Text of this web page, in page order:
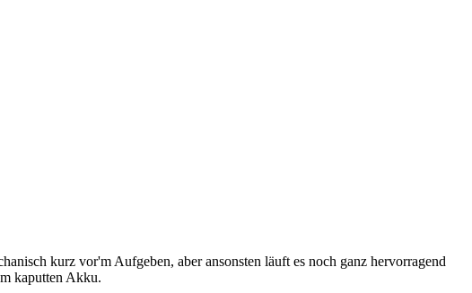
kurz vor'm Aufgeben, aber ansonsten läuft es noch ganz hervorragend
kaputten Akku.